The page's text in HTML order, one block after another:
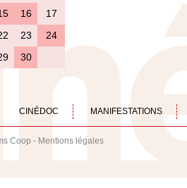
16
17
23
24
30
CINÉDOC MANIFESTATIONS
Coop - Mentions légales